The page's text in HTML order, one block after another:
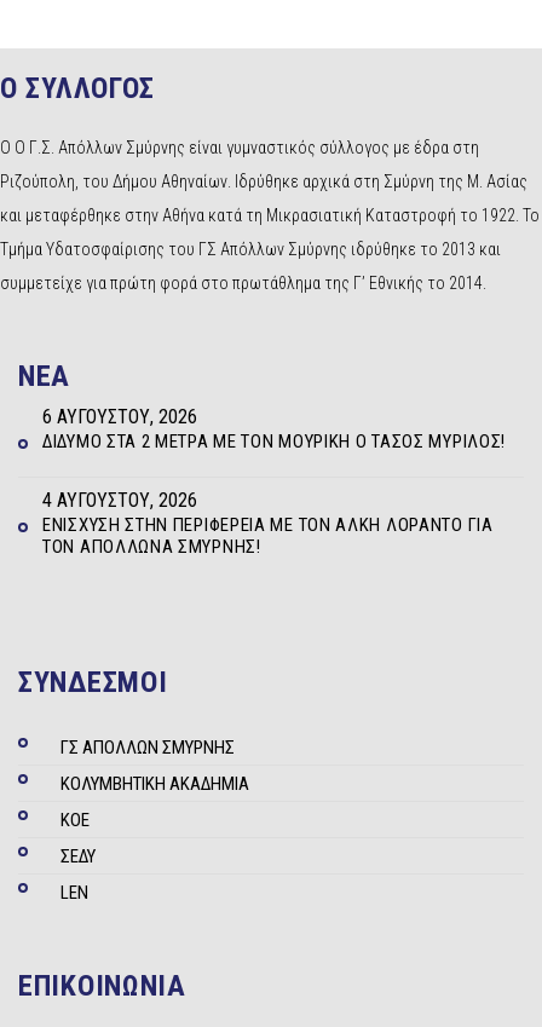
Ο ΣΥΛΛΟΓΟΣ
Ο Ο Γ.Σ. Απόλλων Σμύρνης είναι γυμναστικός σύλλογος με έδρα στη
Ριζούπολη, του Δήμου Αθηναίων. Ιδρύθηκε αρχικά στη Σμύρνη της Μ. Ασίας
και μεταφέρθηκε στην Αθήνα κατά τη Μικρασιατική Καταστροφή το 1922. Το
Τμήμα Υδατοσφαίρισης του ΓΣ Απόλλων Σμύρνης ιδρύθηκε το 2013 και
συμμετείχε για πρώτη φορά στο πρωτάθλημα της Γ’ Εθνικής το 2014.
NEA
ΔΊΔΥΜΟ ΣΤΑ 2 ΜΈΤΡΑ ΜΕ ΤΟΝ ΜΟΥΡΊΚΗ Ο ΤΆΣΟΣ ΜΥΡΊΛΟΣ!
6 ΑΥΓΟΎΣΤΟΥ, 2026
ΕΝΊΣΧΥΣΗ ΣΤΗΝ ΠΕΡΙΦΈΡΕΙΑ ΜΕ ΤΟΝ ΆΛΚΗ ΛΟΡΆΝΤΟ ΓΙΑ
ΤΟΝ ΑΠΌΛΛΩΝΑ ΣΜΎΡΝΗΣ!
4 ΑΥΓΟΎΣΤΟΥ, 2026
ΣΥΝΔΕΣΜΟΙ
ΓΣ ΑΠΟΛΛΩΝ ΣΜΥΡΝΗΣ
ΚΟΛΥΜΒΗΤΙΚΗ ΑΚΑΔΗΜΙΑ
ΚΟΕ
ΣΕΔΥ
LEN
ΕΠΙΚΟΙΝΩΝΙΑ